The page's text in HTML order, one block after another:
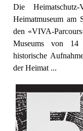
Die
Heimatmuseum am
den «VIVA-
Museums von
historische
der Heimat ...